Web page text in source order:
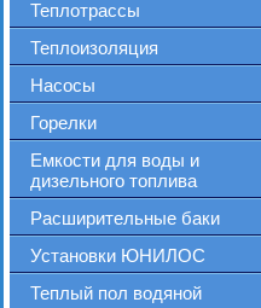
Теплотрассы
Теплоизоляция
Насосы
Горелки
Емкости для воды и
дизельного топлива
Расширительные баки
Установки ЮНИЛОС
Теплый пол водяной